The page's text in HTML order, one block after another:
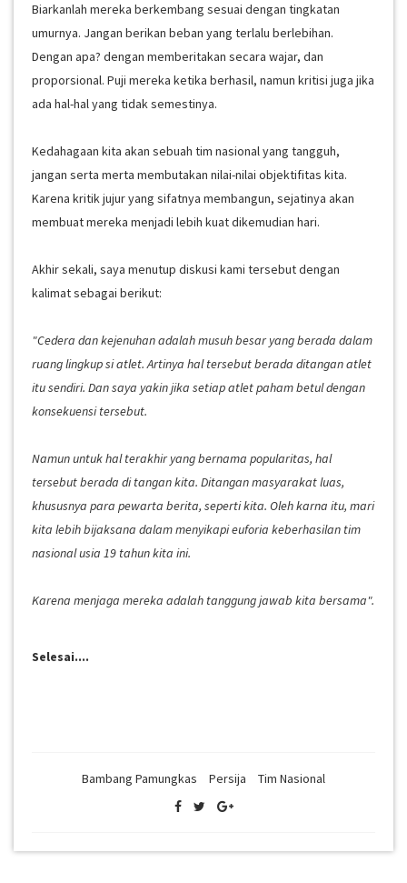
Biarkanlah mereka berkembang sesuai dengan tingkatan
umurnya. Jangan berikan beban yang terlalu berlebihan.
Dengan apa? dengan memberitakan secara wajar, dan
proporsional. Puji mereka ketika berhasil, namun kritisi juga jika
ada hal-hal yang tidak semestinya.
Kedahagaan kita akan sebuah tim nasional yang tangguh,
jangan serta merta membutakan nilai-nilai objektifitas kita.
Karena kritik jujur yang sifatnya membangun, sejatinya akan
membuat mereka menjadi lebih kuat dikemudian hari.
Akhir sekali, saya menutup diskusi kami tersebut dengan
kalimat sebagai berikut:
"Cedera dan kejenuhan adalah musuh besar yang berada dalam
ruang lingkup si atlet. Artinya hal tersebut berada ditangan atlet
itu sendiri. Dan saya yakin jika setiap atlet paham betul dengan
konsekuensi tersebut.
Namun untuk hal terakhir yang bernama popularitas, hal
tersebut berada di tangan kita. Ditangan masyarakat luas,
khususnya para pewarta berita, seperti kita. Oleh karna itu, mari
kita lebih bijaksana dalam menyikapi euforia keberhasilan tim
nasional usia 19 tahun kita ini.
Karena menjaga mereka adalah tanggung jawab kita bersama".
Selesai....
Bambang Pamungkas Persija Tim Nasional